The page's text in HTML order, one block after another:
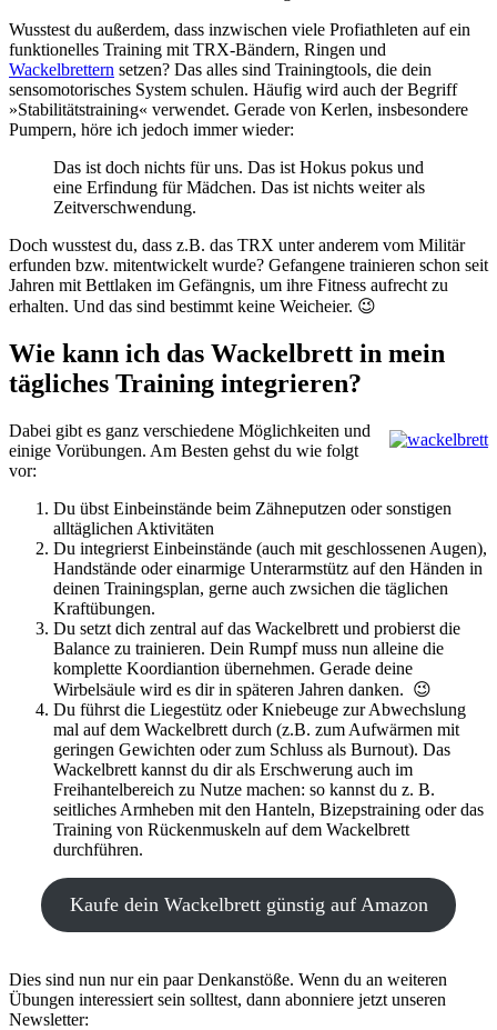
Wusstest du außerdem, dass inzwischen viele Profiathleten auf ein
funktionelles Training mit TRX-Bändern, Ringen und
Wackelbrettern setzen? Das alles sind Trainingtools, die dein
sensomotorisches System schulen. Häufig wird auch der Begriff
»Stabilitätstraining« verwendet. Gerade von Kerlen, insbesondere
Pumpern, höre ich jedoch immer wieder:
Das ist doch nichts für uns. Das ist Hokus pokus und
eine Erfindung für Mädchen. Das ist nichts weiter als
Zeitverschwendung.
Doch wusstest du, dass z.B. das TRX unter anderem vom Militär
erfunden bzw. mitentwickelt wurde? Gefangene trainieren schon seit
Jahren mit Bettlaken im Gefängnis, um ihre Fitness aufrecht zu
erhalten. Und das sind bestimmt keine Weicheier. 😉
Wie kann ich das Wackelbrett in mein
tägliches Training integrieren?
Dabei gibt es ganz verschiedene Möglichkeiten und
einige Vorübungen. Am Besten gehst du wie folgt
vor:
Du übst Einbeinstände beim Zähneputzen oder sonstigen
alltäglichen Aktivitäten
Du integrierst Einbeinstände (auch mit geschlossenen Augen),
Handstände oder einarmige Unterarmstütz auf den Händen in
deinen Trainingsplan, gerne auch zwsichen die täglichen
Kraftübungen.
Du setzt dich zentral auf das Wackelbrett und probierst die
Balance zu trainieren. Dein Rumpf muss nun alleine die
komplette Koordiantion übernehmen. Gerade deine
Wirbelsäule wird es dir in späteren Jahren danken. 😉
Du führst die Liegestütz oder Kniebeuge zur Abwechslung
mal auf dem Wackelbrett durch (z.B. zum Aufwärmen mit
geringen Gewichten oder zum Schluss als Burnout). Das
Wackelbrett kannst du dir als Erschwerung auch im
Freihantelbereich zu Nutze machen: so kannst du z. B.
seitliches Armheben mit den Hanteln, Bizepstraining oder das
Training von Rückenmuskeln auf dem Wackelbrett
durchführen.
Kaufe dein Wackelbrett günstig auf Amazon
Dies sind nun nur ein paar Denkanstöße. Wenn du an weiteren
Übungen interessiert sein solltest, dann abonniere jetzt unseren
Newsletter: